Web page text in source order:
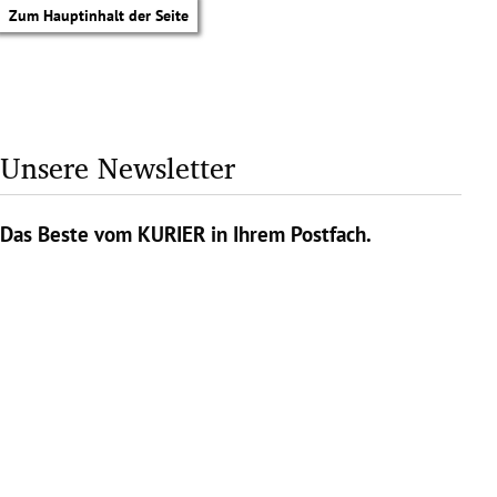
Zum Hauptinhalt der Seite
Unsere Newsletter
Das Beste vom KURIER in Ihrem Postfach.